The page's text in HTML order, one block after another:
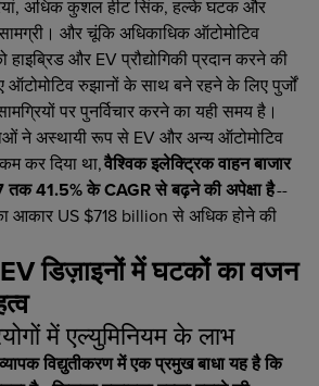
अधिक कुशल हीट सिंक, हल्के घटक और
और चूंकि अधिकाधिक ऑटोमोटिव
और EV प्रौद्योगिकी प्रदान करने की
ऑटोमोटिव रुझानों के साथ बने रहने के लिए पुर्जों
पर पुनर्विचार करने का यही समय है।
ने अस्थायी रूप से EV और अन्य ऑटोमोटिव
कर दिया था,वैश्विक इलेक्ट्रिक वाहन बाजार
41.5% के CAGR से बढ़ने की अपेक्षा है--
आकार US $718 billion से अधिक होने की
डिज़ाइनों में घटकों का वजन
में एल्युमिनियम के लाभ
व्यापक विद्युतीकरण में एक प्रमुख बाधा यह है कि